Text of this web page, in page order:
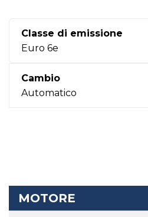
Classe di emissione
Euro 6e
Cambio
Automatico
MOTORE